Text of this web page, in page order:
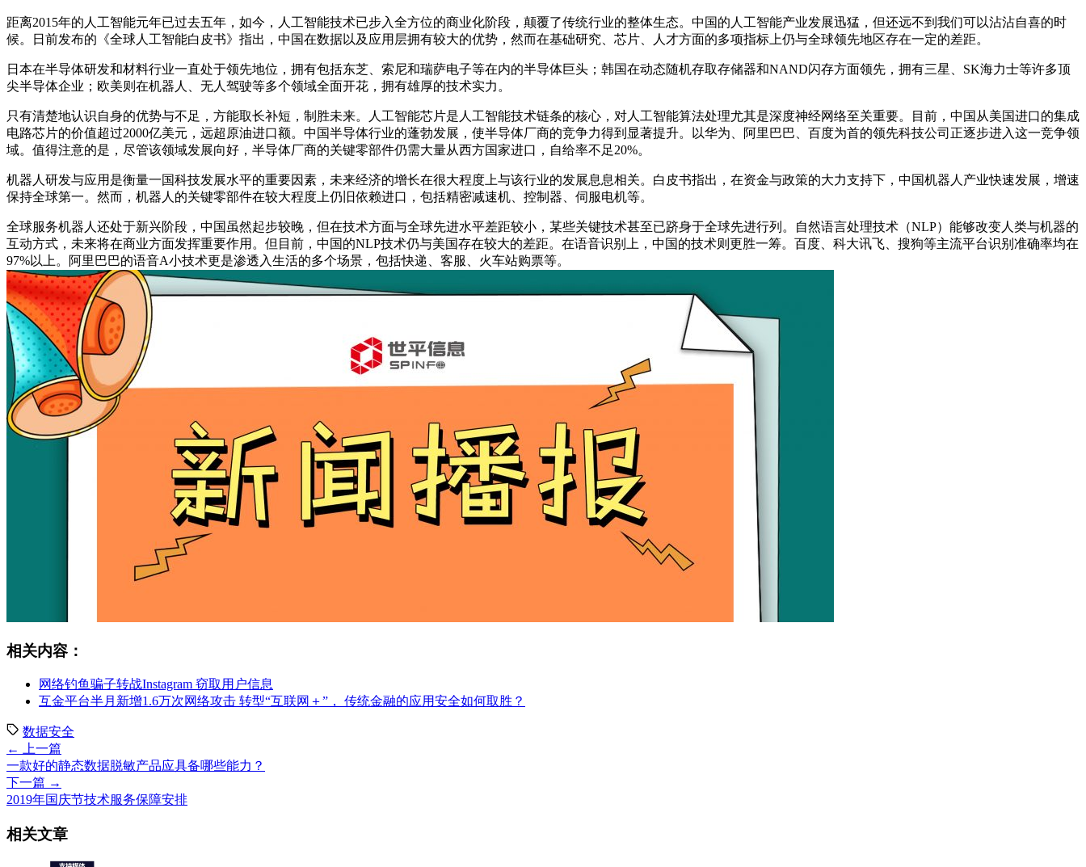
距离2015年的人工智能元年已过去五年，如今，人工智能技术已步入全方位的商业化阶段，颠覆了传统行业的整体生态。中国的人工智能产业发展迅猛，但还远不到我们可以沾沾自喜的时
候。日前发布的《全球人工智能白皮书》指出，中国在数据以及应用层拥有较大的优势，然而在基础研究、芯片、人才方面的多项指标上仍与全球领先地区存在一定的差距。
日本在半导体研发和材料行业一直处于领先地位，拥有包括东芝、索尼和瑞萨电子等在内的半导体巨头；韩国在动态随机存取存储器和NAND闪存方面领先，拥有三星、SK海力士等许多顶
尖半导体企业；欧美则在机器人、无人驾驶等多个领域全面开花，拥有雄厚的技术实力。
只有清楚地认识自身的优势与不足，方能取长补短，制胜未来。人工智能芯片是人工智能技术链条的核心，对人工智能算法处理尤其是深度神经网络至关重要。目前，中国从美国进口的集成
电路芯片的价值超过2000亿美元，远超原油进口额。中国半导体行业的蓬勃发展，使半导体厂商的竞争力得到显著提升。以华为、阿里巴巴、百度为首的领先科技公司正逐步进入这一竞争领
域。值得注意的是，尽管该领域发展向好，半导体厂商的关键零部件仍需大量从西方国家进口，自给率不足20%。
机器人研发与应用是衡量一国科技发展水平的重要因素，未来经济的增长在很大程度上与该行业的发展息息相关。白皮书指出，在资金与政策的大力支持下，中国机器人产业快速发展，增速
保持全球第一。然而，机器人的关键零部件在较大程度上仍旧依赖进口，包括精密减速机、控制器、伺服电机等。
全球服务机器人还处于新兴阶段，中国虽然起步较晚，但在技术方面与全球先进水平差距较小，某些关键技术甚至已跻身于全球先进行列。自然语言处理技术（NLP）能够改变人类与机器的
互动方式，未来将在商业方面发挥重要作用。但目前，中国的NLP技术仍与美国存在较大的差距。在语音识别上，中国的技术则更胜一筹。百度、科大讯飞、搜狗等主流平台识别准确率均在
97%以上。阿里巴巴的语音A小技术更是渗透入生活的多个场景，包括快递、客服、火车站购票等。
相关内容：
网络钓鱼骗子转战Instagram 窃取用户信息
互金平台半月新增1.6万次网络攻击 转型“互联网＋”， 传统金融的应用安全如何取胜？
数据安全
← 上一篇
一款好的静态数据脱敏产品应具备哪些能力？
下一篇 →
2019年国庆节技术服务保障安排
相关文章